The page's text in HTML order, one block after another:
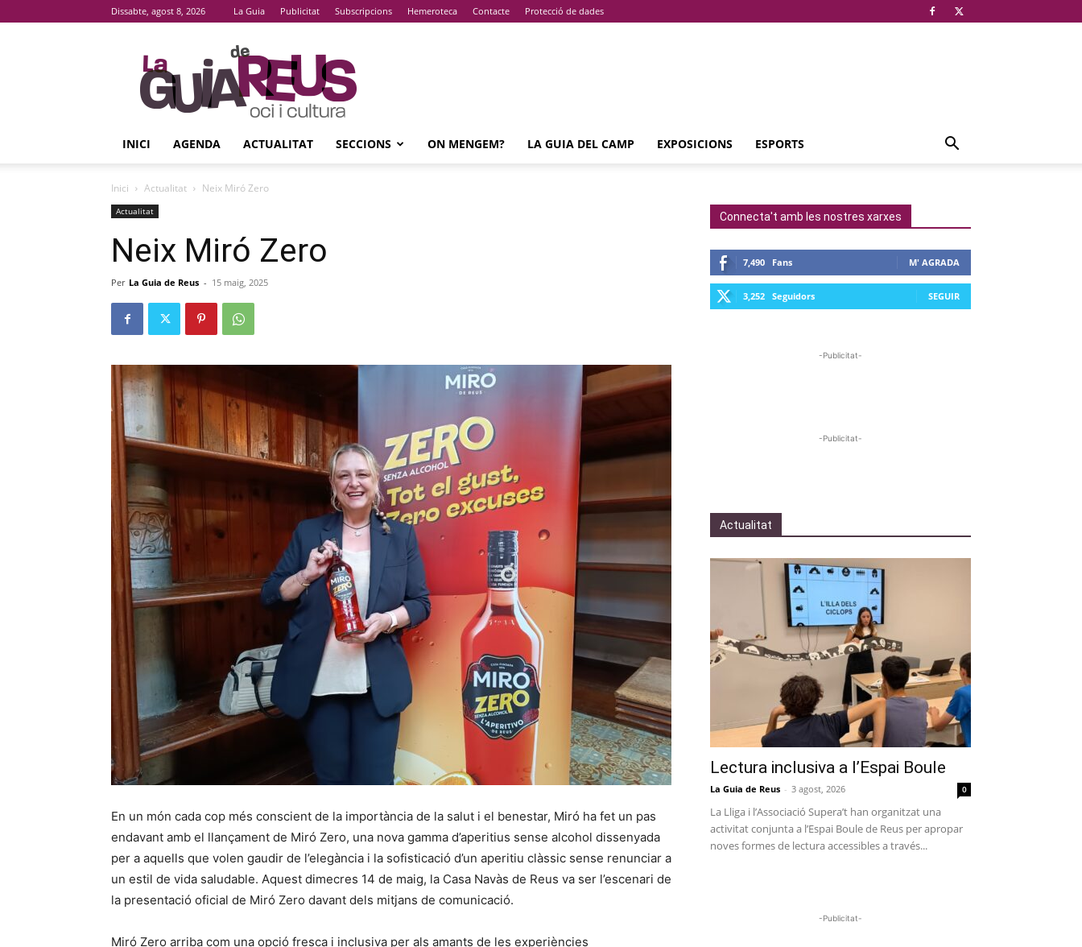
Dissabte, agost 8, 2026 La Guia Publicitat Subscripcions Hemeroteca Contacte Protecció de dades
La
Guia
De
Reus
INICI AGENDA ACTUALITAT SECCIONS ON MENGEM? LA GUIA DEL CAMP EXPOSICIONS ESPORTS
Inici Actualitat Neix Miró Zero
Actualitat
Neix Miró Zero
Per La Guia de Reus - 15 maig, 2025
En un món cada cop més conscient de la importància de la salut i el benestar, Miró ha fet un pas
endavant amb el llançament de Miró Zero, una nova gamma d’aperitius sense alcohol dissenyada
per a aquells que volen gaudir de l’elegància i la sofisticació d’un aperitiu clàssic sense renunciar a
un estil de vida saludable. Aquest dimecres 14 de maig, la Casa Navàs de Reus va ser l’escenari de
la presentació oficial de Miró Zero davant dels mitjans de comunicació.
Miró Zero arriba com una opció fresca i inclusiva per als amants de les experiències
Connecta't amb les nostres xarxes
7,490 Fans M' AGRADA
3,252 Seguidors SEGUIR
-Publicitat-
-Publicitat-
Actualitat
Lectura inclusiva a l’Espai Boule
La Guia de Reus - 3 agost, 2026 0
La Lliga i l’Associació Supera’t han organitzat una
activitat conjunta a l’Espai Boule de Reus per apropar
noves formes de lectura accessibles a través...
-Publicitat-